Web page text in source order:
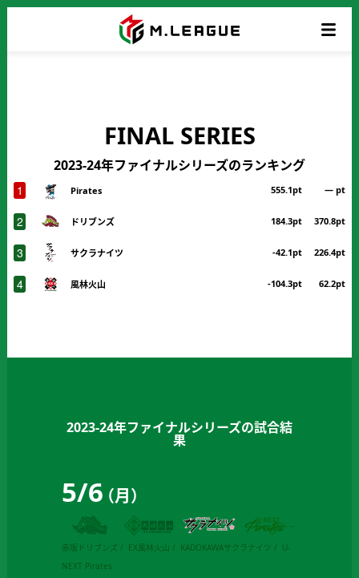
FINAL SERIES
2023-24年ファイナルシリーズのランキング
1 Pirates 555.1pt ― pt
2 ドリブンズ 184.3pt 370.8pt
3 サクラナイツ -42.1pt 226.4pt
4 風林火山 -104.3pt 62.2pt
2023-24年ファイナルシリーズの試合結
果
5/6（月）
赤坂ドリブンズ EX風林火山 KADOKAWAサクラナイツ
U-
NEXT Pirates